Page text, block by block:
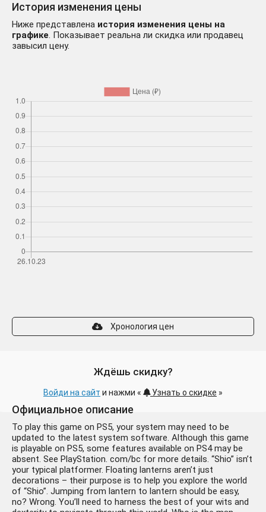
История изменения цены
Ниже представлена история изменения цены на
графике. Показывает реальна ли скидка или продавец
завысил цену.
Хронология цен
Ждёшь скидку?
Войди на сайт и нажми « Узнать о скидке »
Официальное описание
To play this game on PS5, your system may need to be
updated to the latest system software. Although this game
is playable on PS5, some features available on PS4 may be
absent. See PlayStation. com/bc for more details. “Shio” isn’t
your typical platformer. Floating lanterns aren’t just
decorations – their purpose is to help you explore the world
of “Shio”. Jumping from lantern to lantern should be easy,
no? Wrong. You’ll need to harness the best of your wits and